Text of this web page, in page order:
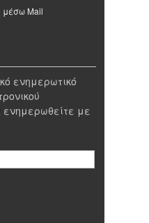
μέσω Mail
ενημερωτικό
ενημερωθείτε με